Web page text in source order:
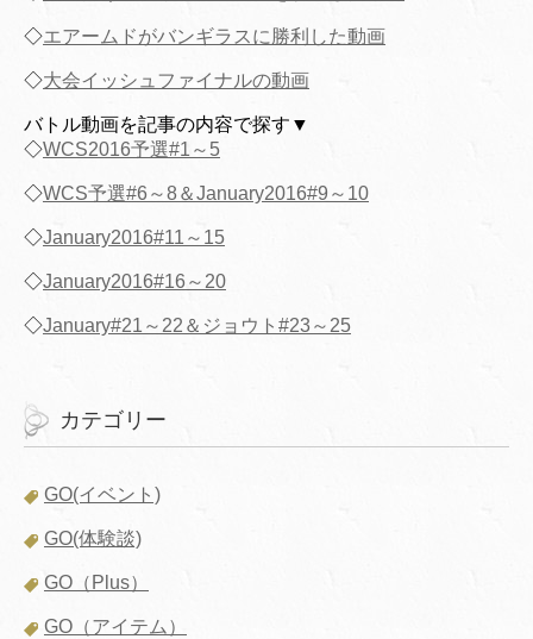
◇エアームドがバンギラスに勝利した動画
◇大会イッシュファイナルの動画
バトル動画を記事の内容で探す▼
◇WCS2016予選#1～5
◇WCS予選#6～8＆January2016#9～10
◇January2016#11～15
◇January2016#16～20
◇January#21～22＆ジョウト#23～25
カテゴリー
GO(イベント)
GO(体験談)
GO（Plus）
GO（アイテム）